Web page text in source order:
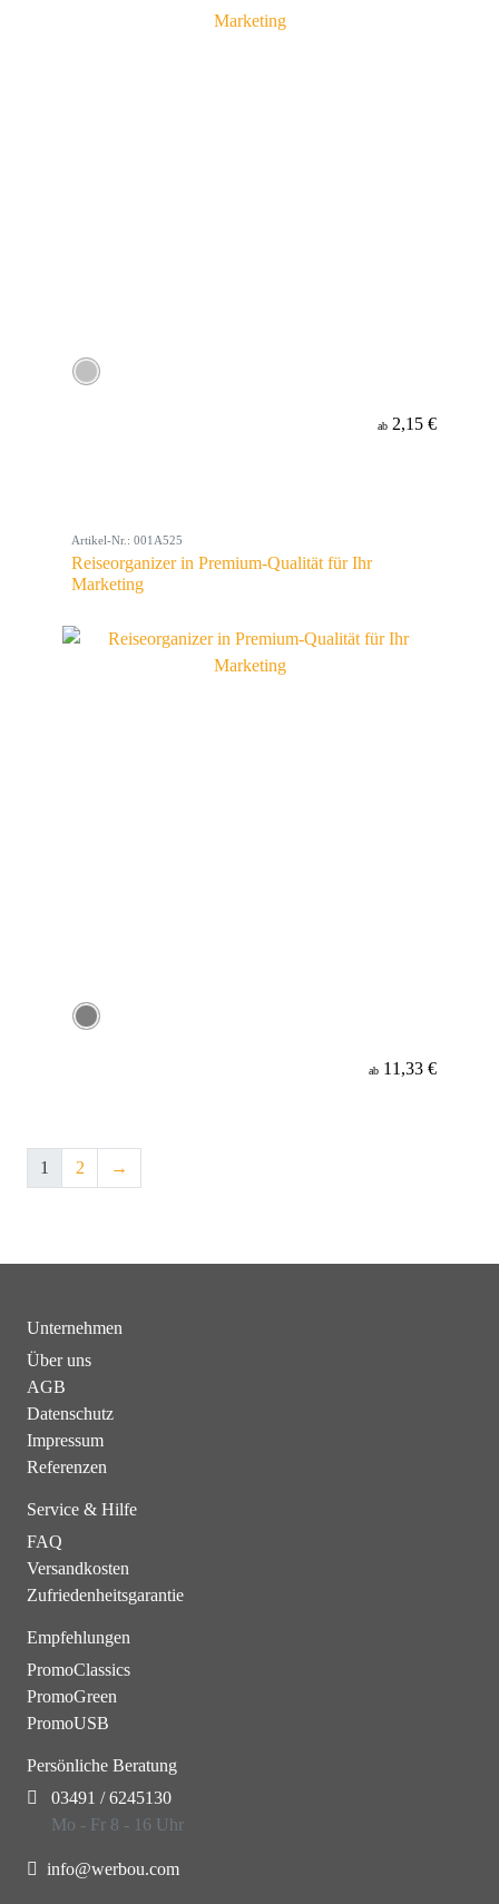
ab 2,15 €
Artikel-Nr.: 001A525
Reiseorganizer in Premium-Qualität für Ihr
Marketing
ab 11,33 €
1 2 →
Unternehmen
Über uns
AGB
Datenschutz
Impressum
Referenzen
Service & Hilfe
FAQ
Versandkosten
Zufriedenheitsgarantie
Empfehlungen
PromoClassics
PromoGreen
PromoUSB
Persönliche Beratung
03491 / 6245130
Mo - Fr 8 - 16 Uhr
info@werbou.com